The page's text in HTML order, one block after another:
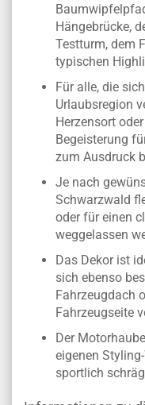
Hängebrücke,
Testturm, dem
typischen
Für alle, die
Urlaubsregion
Herzensort
Begeisterung
zum Ausdruck
Je nach
Schwarzwald
oder für einen
weggelassen
Das Dekor ist
sich ebenso
Fahrzeugdach
Fahrzeugseite
Der
eigenen
sportlich